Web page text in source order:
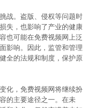
战。盗版、侵权等问题时
失，也影响了产业的健康
也可能在免费视频网上泛
影响。因此，监管和管理
全的法规和制度，保护原
化，免费视频网将继续扮
的主要途径之一。在未